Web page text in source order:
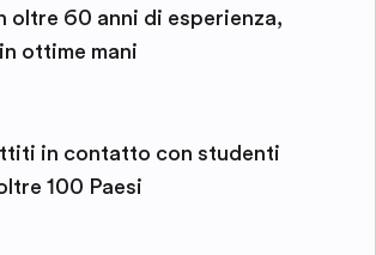
oltre 60 anni di esperienza,
ottime mani
in contatto con studenti
100 Paesi